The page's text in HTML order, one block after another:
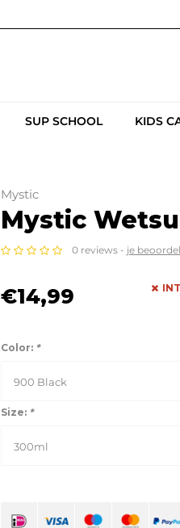
SUP SCHOOL KIDS
Mystic
Mystic
0 reviews - je
€14,99
Color: *
900 Black
Size: *
300ml